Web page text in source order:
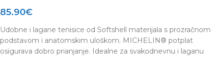
85.90€
Udobne i lagane tenisice od Softshell materijala s prozračnom
podstavom i anatomskim uloškom. MICHELIN® potplat
osigurava dobro prianjanje. Idealne za svakodnevnu i laganu